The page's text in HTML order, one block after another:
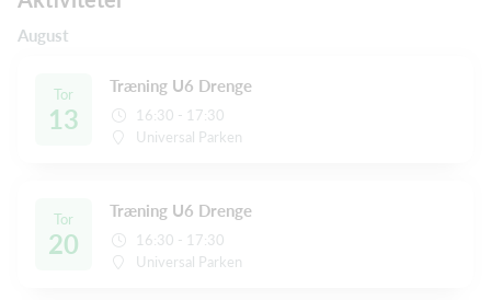
August
Tor
13
Træning U6 Drenge
16:30 - 17:30
Universal Parken
Tor
20
Træning U6 Drenge
16:30 - 17:30
Universal Parken